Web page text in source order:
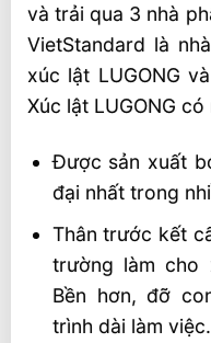
và trải qua 3 nhà
VietStandard là
xúc lật LUGONG
Xúc lật LUGONG
Được sản xuất
đại nhất trong
Thân trước kết
trường làm cho
Bền hơn, đỡ
trình dài làm việc.